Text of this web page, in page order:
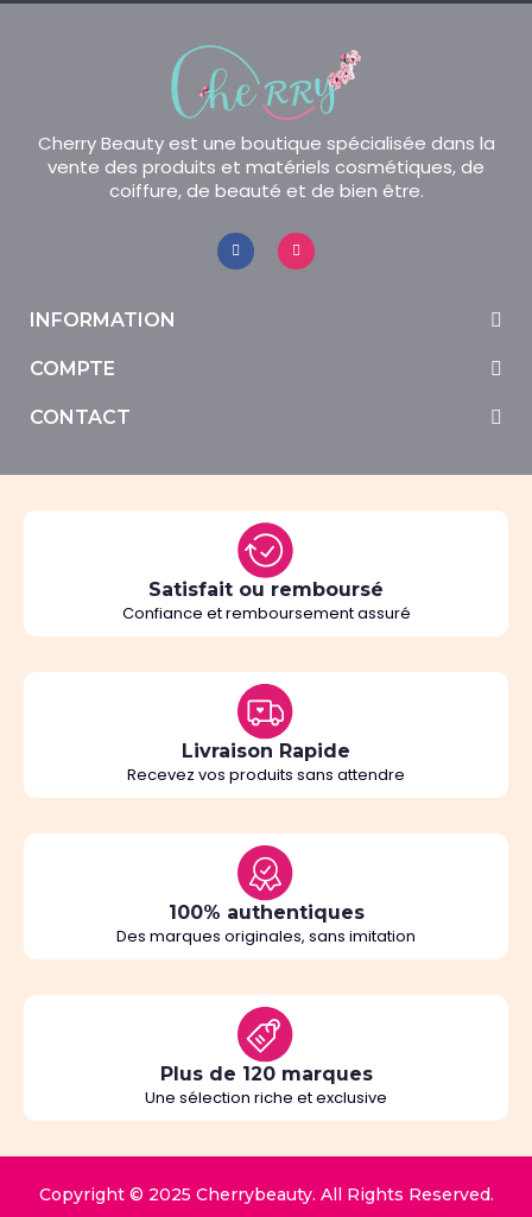
Cherry Beauty est une boutique spécialisée dans la
vente des produits et matériels cosmétiques, de
coiffure, de beauté et de bien être.
INFORMATION
COMPTE
CONTACT
Satisfait ou remboursé
Confiance et remboursement assuré
Livraison Rapide
Recevez vos produits sans attendre
100% authentiques
Des marques originales, sans imitation
Plus de 120 marques
Une sélection riche et exclusive
Copyright © 2025 Cherrybeauty. All Rights Reserved.